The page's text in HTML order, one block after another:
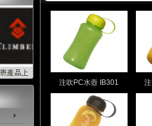
注吹PC水壺 IB301